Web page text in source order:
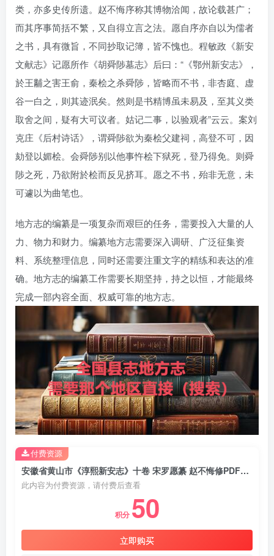
类，亦多史传所遗。赵不悔序称其博物洽闻，故论载甚广；
而其序事简括不繁，又自得立言之法。愿自序亦自以为儒者
之书，具有微旨，不同抄取记簿，皆不愧也。程敏政《新安
文献志》记愿所作《胡舜陟墓志》后曰：“《鄂州新安志》，
於王黼之害王俞，秦桧之杀舜陟，皆略而不书，非杏庭、虚
谷一白之，则其迹泯矣。然则是书精博虽未易及，至其义类
取舍之间，疑有大可议者。姑记二事，以验观者”云云。案刘
克庄《后村诗话》，谓舜陟欲为秦桧父建祠，高登不可，因
劾登以媚桧。会舜陟别以他事忤桧下狱死，登乃得免。则舜
陟之死，乃欲附於桧而反见挤耳。愿之不书，殆非无意，未
可遽以为曲笔也。
地方志的编纂是一项复杂而艰巨的任务，需要投入大量的人
力、物力和财力。编纂地方志需要深入调研、广泛征集资
料、系统整理信息，同时还需要注重文字的精练和表达的准
确。地方志的编纂工作需要长期坚持，持之以恒，才能最终
完成一部内容全面、权威可靠的地方志。
安徽省黄山市《淳熙新安志》十卷 宋罗愿纂 赵不悔修PDF电子版地方志下载
此内容为付费资源，请付费后查看
积分 50
立即购买
付费资源